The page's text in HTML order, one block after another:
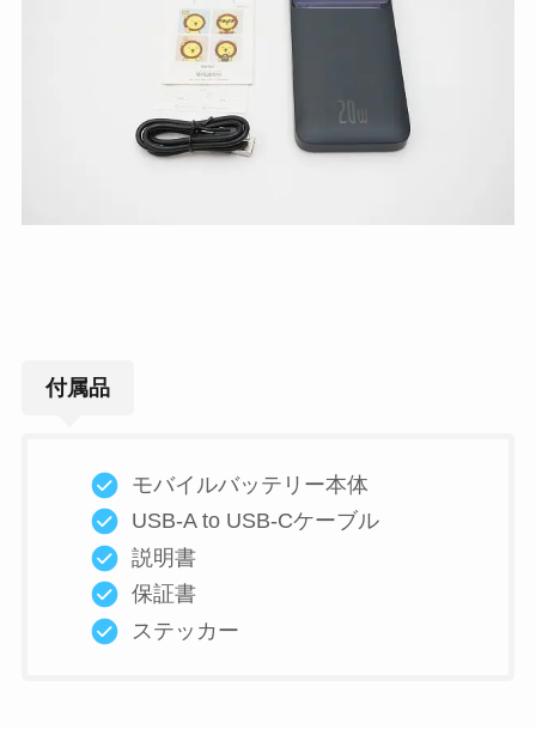
付属品
モバイルバッテリー本体
USB-A to USB-Cケーブル
説明書
保証書
ステッカー